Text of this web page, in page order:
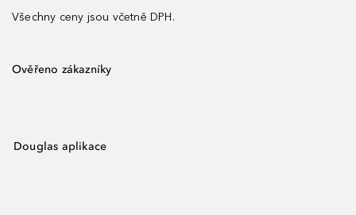
Všechny ceny jsou včetně DPH.
Ověřeno zákazníky
Douglas aplikace